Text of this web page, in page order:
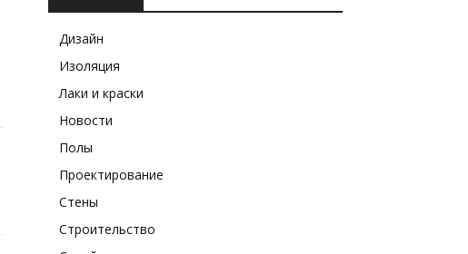
Дизайн
Изоляция
Лаки и краски
Новости
Полы
Проектирование
Стены
Строительство